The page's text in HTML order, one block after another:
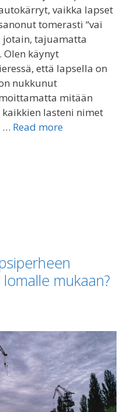
vaikka lapset
tomerasti “vai
jotain, tajuamatta
käynyt
että lapsella on
nukkunut
mitään
lasteni nimet
… Read more
mukaan?